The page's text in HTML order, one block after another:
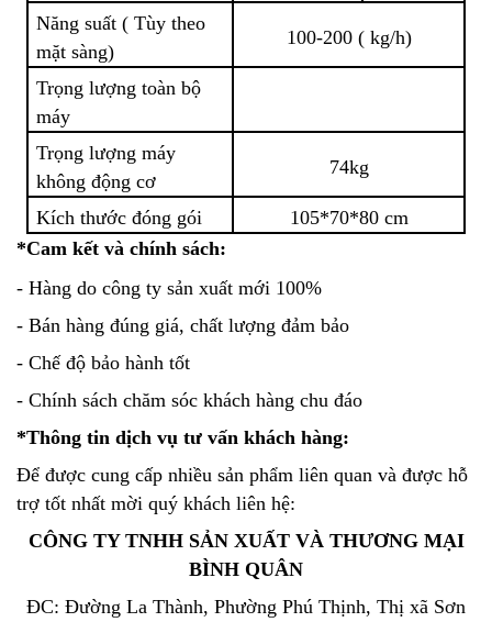
Năng suất ( Tùy theo
mặt sàng)
100-200 ( kg/h)
Trọng lượng toàn bộ
máy
Trọng lượng máy
không động cơ
74kg
Kích thước đóng gói
105*70*80 cm
*Cam kết và chính sách:
- Hàng do công ty sản xuất mới 100%
- Bán hàng đúng giá, chất lượng đảm bảo
- Chế độ bảo hành tốt
- Chính sách chăm sóc khách hàng chu đáo
*Thông tin dịch vụ tư vấn khách hàng:
Để được cung cấp nhiều sản phẩm liên quan và được hỗ
trợ tốt nhất mời quý khách liên hệ:
CÔNG TY TNHH SẢN XUẤT VÀ THƯƠNG MẠI
BÌNH QUÂN
ĐC: Đường La Thành, Phường Phú Thịnh, Thị xã Sơn